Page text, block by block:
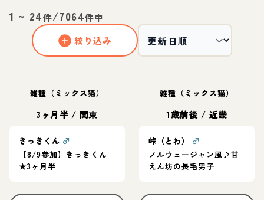
1 ~ 24件/7064件中
絞り込み
雑種（ミックス猫）
3ヶ月半 / 関東
きっきくん ♂
【8/9参加】きっきくん
★3ヶ月半
雑種（ミックス猫）
1歳前後 / 近畿
峠（とわ）
♂
ノルウェージャン風♪甘
えん坊の長毛男子